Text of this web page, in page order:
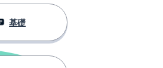
基礎